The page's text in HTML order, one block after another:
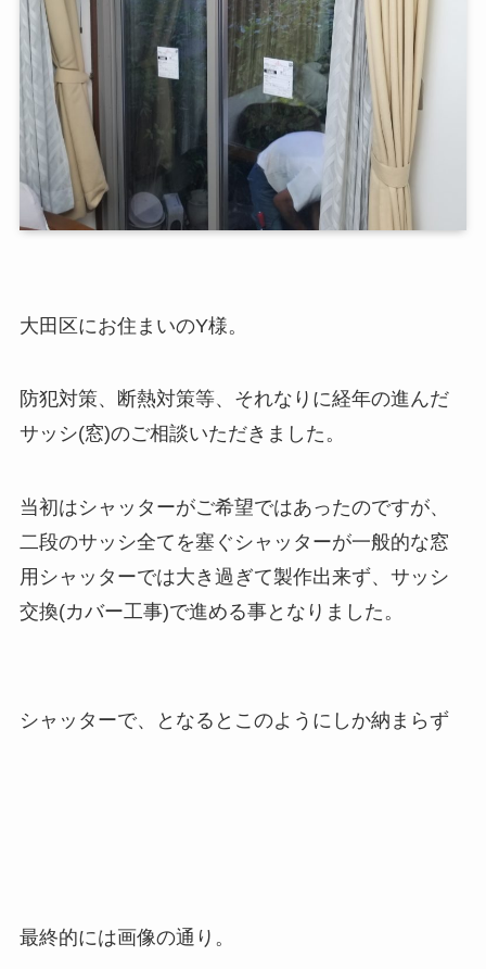
大田区にお住まいのY様。
防犯対策、断熱対策等、それなりに経年の進んだ
サッシ(窓)のご相談いただきました。
当初はシャッターがご希望ではあったのですが、
二段のサッシ全てを塞ぐシャッターが一般的な窓
用シャッターでは大き過ぎて製作出来ず、サッシ
交換(カバー工事)で進める事となりました。
シャッターで、となるとこのようにしか納まらず
最終的には画像の通り。